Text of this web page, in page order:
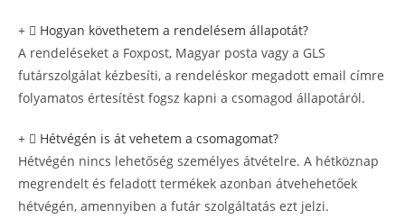
Hogyan követhetem a rendelésem állapotát?
A rendeléseket a Foxpost, Magyar posta vagy a GLS
futárszolgálat kézbesíti, a rendeléskor megadott email címre
folyamatos értesítést fogsz kapni a csomagod állapotáról.
Hétvégén is át vehetem a csomagomat?
Hétvégén nincs lehetőség személyes átvételre. A hétköznap
megrendelt és feladott termékek azonban átvehehetőek
hétvégén, amennyiben a futár szolgáltatás ezt jelzi.